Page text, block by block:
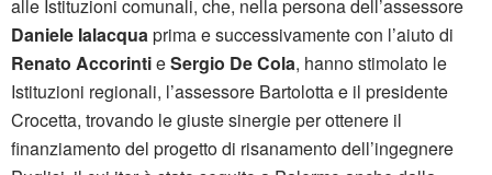
alle Istituzioni comunali, che, nella persona dell’assessore
Daniele Ialacquaprima e successivamente con l’aiuto di
Renato AccorintieSergio De Cola, hanno stimolato le
Istituzioni regionali, l’assessore Bartolotta e il presidente
Crocetta, trovando le giuste sinergie per ottenere il
finanziamento del progetto di risanamento dell’ingegnere